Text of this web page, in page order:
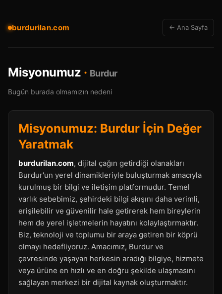
burdurilan.com ← Ana Sayfa
Misyonumuz · Burdur
Bugün burada olmamızın nedeni
Misyonumuz: Burdur İçin Değer
Yaratmak
burdurilan.com, dijital çağın getirdiği olanakları
Burdur'un yerel dinamikleriyle buluşturmak amacıyla
kurulmuş bir bilgi ve iletişim platformudur. Temel
varlık sebebimiz, şehirdeki bilgi akışını daha verimli,
erişilebilir ve güvenilir hale getirerek hem bireylerin
hem de yerel işletmelerin hayatını kolaylaştırmaktır.
Biz, teknoloji ve toplumu bir araya getiren bir köprü
olmayı hedefliyoruz. Amacımız, Burdur ve
çevresinde yaşayan herkesin aradığı bilgiye, hizmete
veya ürüne en hızlı ve en doğru şekilde ulaşmasını
sağlayan merkezi bir dijital kaynak oluşturmaktır.